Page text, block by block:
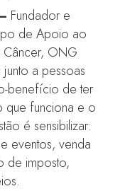
Fundador e
de Apoio ao
ONG
a pessoas
benefício de ter
que funciona e o
é sensibilizar:
eventos, venda
de imposto,